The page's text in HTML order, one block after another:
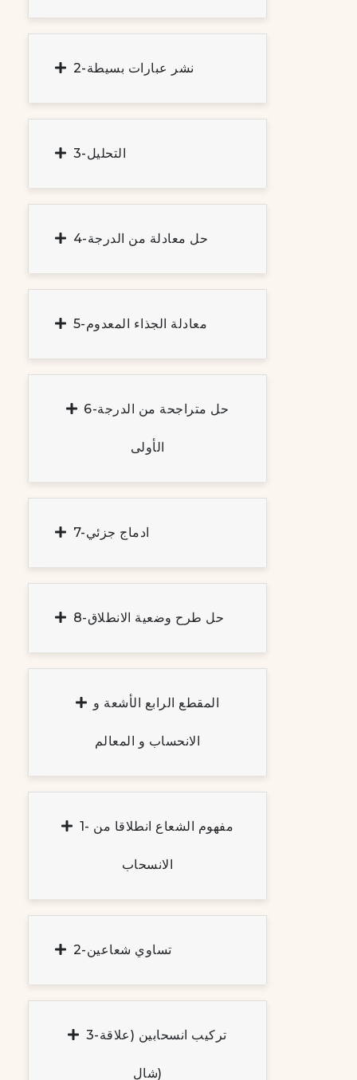
2-نشر عبارات بسيطة
3-التحليل
4-حل معادلة من الدرجة
5-معادلة الجذاء المعدوم
6-حل متراجحة من الدرجة
الأولى
7-ادماج جزئي
8-حل طرح وضعية الانطلاق
المقطع الرابع الأشعة و
الانحساب و المعالم
1- مفهوم الشعاع انطلاقا من
الانسحاب
2-تساوي شعاعين
3-تركيب انسحابين (علاقة
شال)